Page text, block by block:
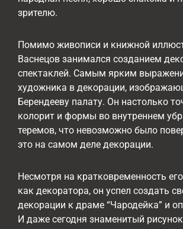
зрителю.
Помимо живописи и книжной
Васнецов занимался созданием
спектаклей. Самым ярким
художника в декорации,
Берендееву палату. Он настолько
колорит и формы во внутреннем
теремов, что невозможно было
это на самом деле декорации.
Несмотря на кратковременность
как декоратора, он успел создать
декорации к драме “Чародейка” и
И даже сегодня знаменитый